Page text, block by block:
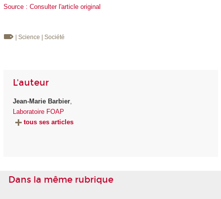
Source : Consulter l'article original
| Science | Société
L'auteur
Jean-Marie Barbier,
Laboratoire FOAP
tous ses articles
Dans la même rubrique